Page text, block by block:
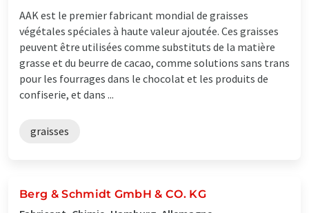
AAK est le premier fabricant mondial de graisses
végétales spéciales à haute valeur ajoutée. Ces graisses
peuvent être utilisées comme substituts de la matière
grasse et du beurre de cacao, comme solutions sans trans
pour les fourrages dans le chocolat et les produits de
confiserie, et dans ...
graisses
Berg & Schmidt GmbH & CO. KG